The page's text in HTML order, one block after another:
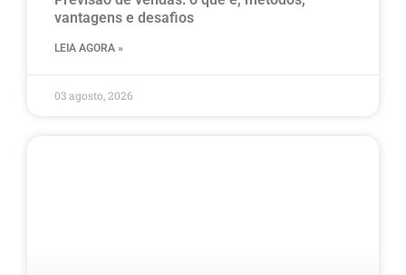
vantagens e desafios
LEIA AGORA »
03 agosto, 2026